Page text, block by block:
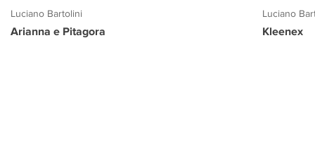
Luciano Bartolini
Arianna e Pitagora
Luciano
Kleenex